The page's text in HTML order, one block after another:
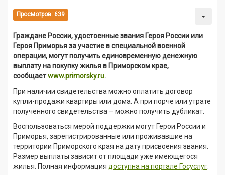
Просмотров: 639
Граждане России, удостоенные звания Героя России или
Героя Приморья за участие в специальной военной
операции, могут получить единовременную денежную
выплату на покупку жилья в Приморском крае,
сообщаетwww.primorsky.ru.
При наличии свидетельства можно оплатить договор
купли-продажи квартиры или дома. А при порче или утрате
полученного свидетельства – можно получить дубликат.
Воспользоваться мерой поддержки могут Герои России и
Приморья, зарегистрированные или проживавшие на
территории Приморского края на дату присвоения звания.
Размер выплаты зависит от площади уже имеющегося
жилья. Полная информация доступна на портале Госуслуг